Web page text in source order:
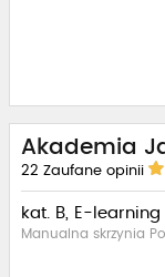
Akademia
22 Zaufane opinii
kat. B, E-
Manualna skrzynia